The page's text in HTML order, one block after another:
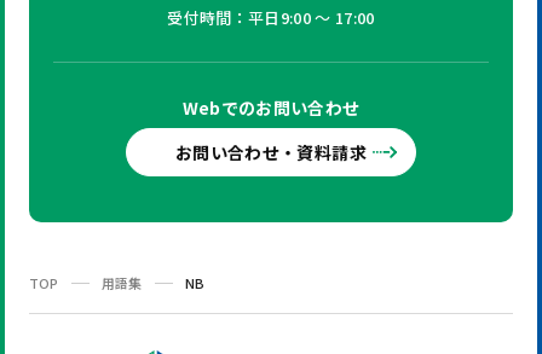
受付時間：平日9:00 ～ 17:00
Webでのお問い合わせ
お問い合わせ・資料請求
TOP 用語集 NB